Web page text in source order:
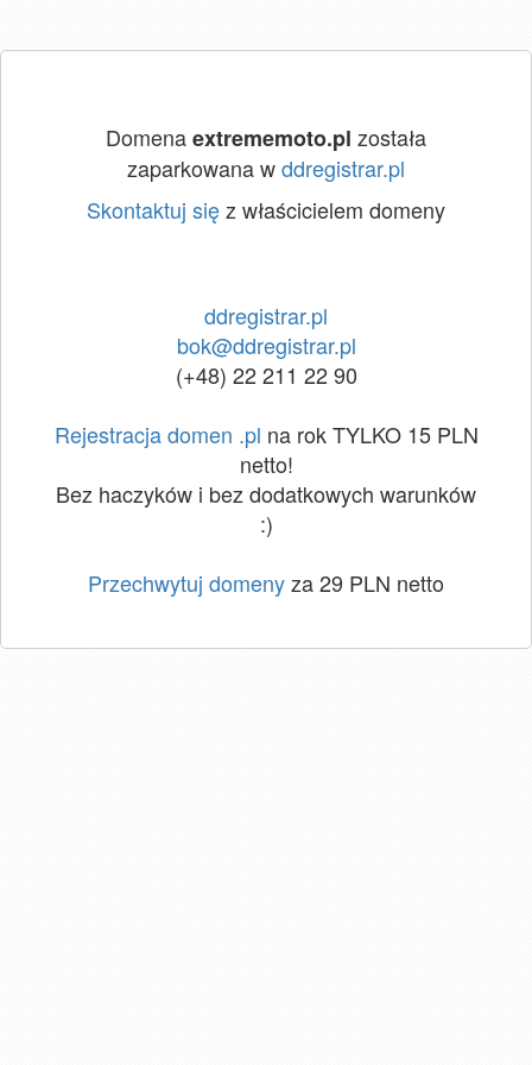
Domenaextrememoto.pl została
zaparkowana wddregistrar.pl
Skontaktuj sięz właścicielem domeny
ddregistrar.pl
bok@ddregistrar.pl
(+48) 22 211 22 90
Rejestracja domen .pl na rok TYLKO 15 PLN
netto!
Bez haczyków i bez dodatkowych warunków
:)
Przechwytuj domenyza 29 PLN netto